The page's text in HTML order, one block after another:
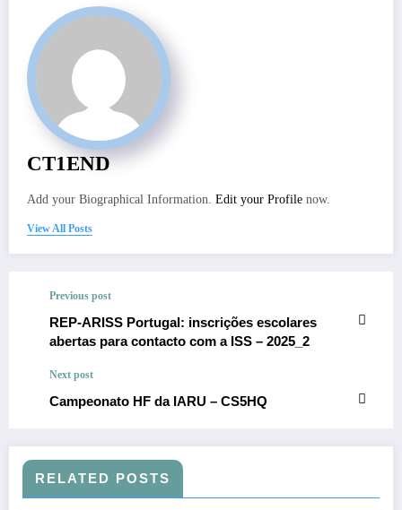
CT1END
Add your Biographical Information. Edit your Profile now.
View All Posts
Previous post
REP-ARISS Portugal: inscrições escolares
abertas para contacto com a ISS – 2025_2
Next post
Campeonato HF da IARU – CS5HQ
RELATED POSTS